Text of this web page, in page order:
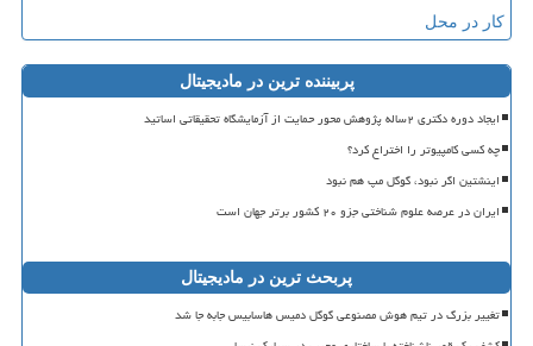
کار در محل
پربیننده ترین در مادیجیتال
ایجاد دوره دکتری ۲ساله پژوهش محور حمایت از آزمایشگاه تحقیقاتی اساتید
چه کسی کامپیوتر را اختراع کرد؟
اینشتین اگر نبود، گوگل مپ هم نبود
ایران در عرصه علوم شناختی جزو ۲۰ کشور برتر جهان است
پربحث ترین در مادیجیتال
تغییر بزرگ در تیم هوش مصنوعی گوگل دمیس هاسابیس جابه جا شد